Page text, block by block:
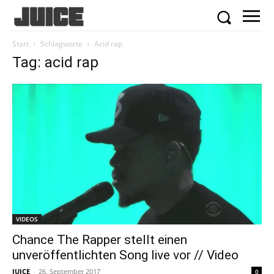
Start Schlagworte Acid rap
Tag: acid rap
VIDEOS
Chance The Rapper stellt einen
unveröffentlichten Song live vor // Video
JUICE - 26. September 2017 0